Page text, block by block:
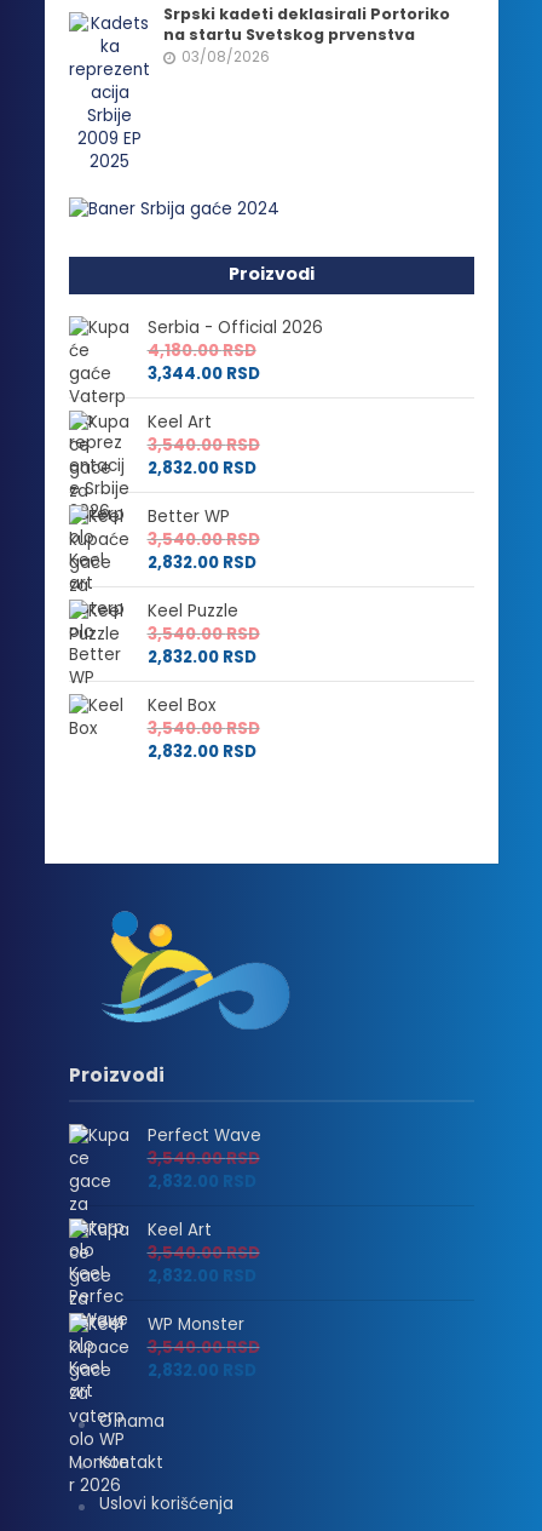
Srpski kadeti deklasirali Portoriko
na startu Svetskog prvenstva
03/08/2026
Proizvodi
Serbia - Official 2026
4,180.00RSD
3,344.00 RSD
Keel Art
3,540.00RSD
2,832.00 RSD
Better WP
3,540.00RSD
2,832.00 RSD
Keel Puzzle
3,540.00RSD
2,832.00 RSD
Keel Box
3,540.00RSD
2,832.00 RSD
Proizvodi
Perfect Wave
3,540.00RSD
2,832.00 RSD
Keel Art
3,540.00RSD
2,832.00 RSD
WP Monster
3,540.00RSD
2,832.00 RSD
O nama
Kontakt
Uslovi korišćenja